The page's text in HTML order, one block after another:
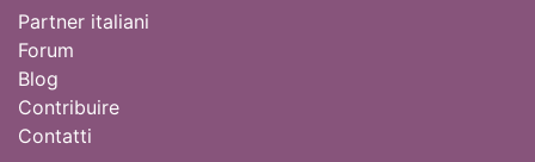
Partner italiani
Forum
Blog
Contribuire
Contatti